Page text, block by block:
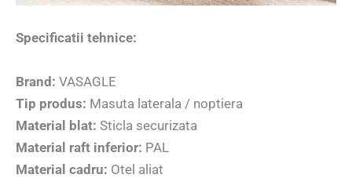
Specificatii tehnice:
Brand: VASAGLE
Tip produs: Masuta laterala / noptiera
Material blat: Sticla securizata
Material raft inferior: PAL
Material cadru: Otel aliat